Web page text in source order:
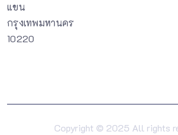
แขน
กรุงเทพมหานคร
10220
Copyright © 2025 All rights